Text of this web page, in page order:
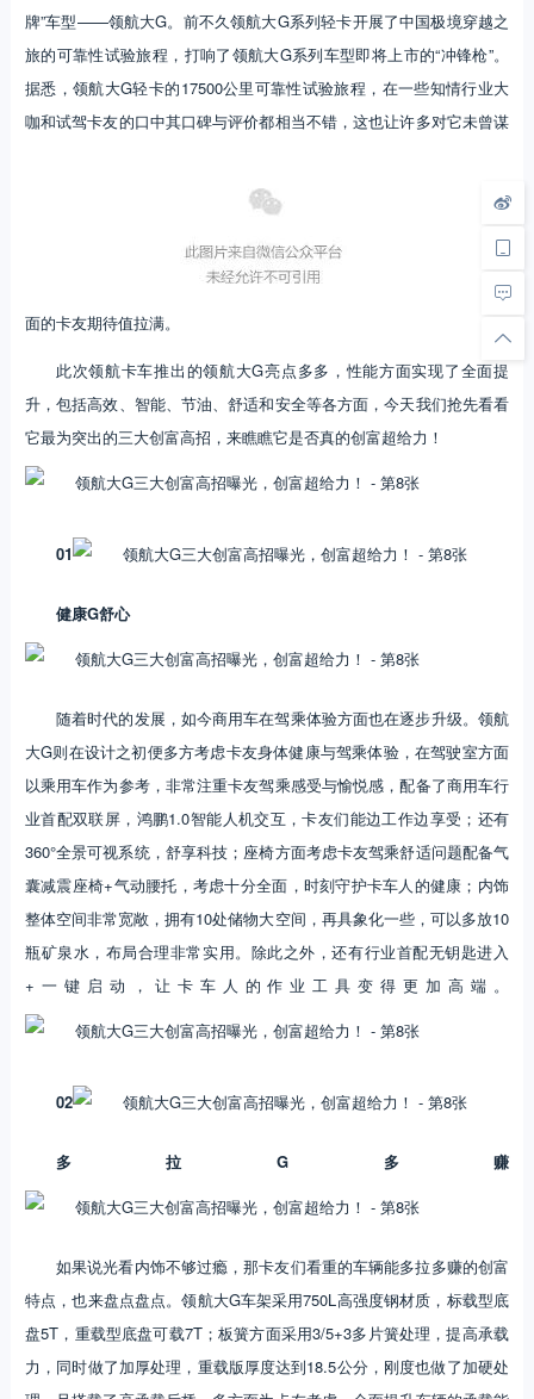
牌”车型——领航大G。前不久领航大G系列轻卡开展了中国极境穿越之
旅的可靠性试验旅程，打响了领航大G系列车型即将上市的“冲锋枪”。
据悉，领航大G轻卡的17500公里可靠性试验旅程，在一些知情行业大
咖和试驾卡友的口中其口碑与评价都相当不错，这也让许多对它未曾谋
面的卡友期待值拉满。
此次领航卡车推出的领航大G亮点多多，性能方面实现了全面提
升，包括高效、智能、节油、舒适和安全等各方面，今天我们抢先看看
它最为突出的三大创富高招，来瞧瞧它是否真的创富超给力！
01
健康G舒心
随着时代的发展，如今商用车在驾乘体验方面也在逐步升级。领航
大G则在设计之初便多方考虑卡友身体健康与驾乘体验，在驾驶室方面
以乘用车作为参考，非常注重卡友驾乘感受与愉悦感，配备了商用车行
业首配双联屏，鸿鹏1.0智能人机交互，卡友们能边工作边享受；还有
360°全景可视系统，舒享科技；座椅方面考虑卡友驾乘舒适问题配备气
囊减震座椅+气动腰托，考虑十分全面，时刻守护卡车人的健康；内饰
整体空间非常宽敞，拥有10处储物大空间，再具象化一些，可以多放10
瓶矿泉水，布局合理非常实用。除此之外，还有行业首配无钥匙进入
+一键启动，让卡车人的作业工具变得更加高端。
02
多拉G多赚
如果说光看内饰不够过瘾，那卡友们看重的车辆能多拉多赚的创富
特点，也来盘点盘点。领航大G车架采用750L高强度钢材质，标载型底
盘5T，重载型底盘可载7T；板簧方面采用3/5+3多片簧处理，提高承载
力，同时做了加厚处理，重载版厚度达到18.5公分，刚度也做了加硬处